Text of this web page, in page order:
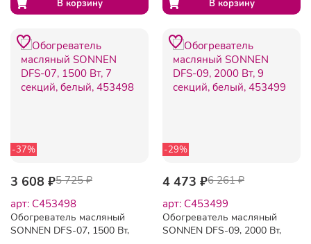
-37%
3 608 ₽5 725 ₽
арт: C453498
Обогреватель масляный
SONNEN DFS-07, 1500 Вт,
-29%
4 473 ₽6 261 ₽
арт: C453499
Обогреватель масляный
SONNEN DFS-09, 2000 Вт,